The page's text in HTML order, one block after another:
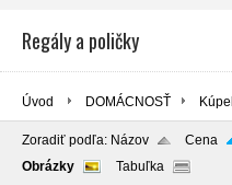
Regály a poličky
Úvod DOMÁCNOSŤ
Zoradiť podľa: Názov
Cena
Obrázky
Tabuľka